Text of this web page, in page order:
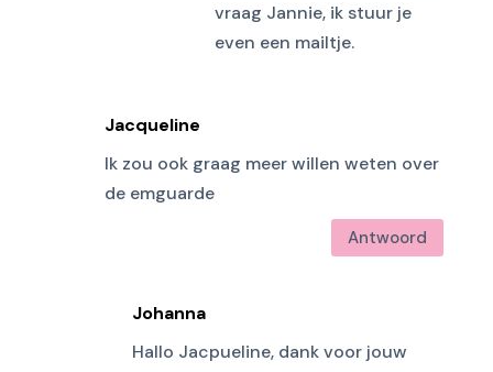
vraag Jannie, ik stuur je
even een mailtje.
Jacqueline
Ik zou ook graag meer willen weten over
de emguarde
Antwoord
Johanna
Hallo Jacpueline, dank voor jouw